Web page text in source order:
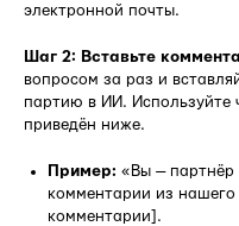
электронной почты.
Шаг 2: Вставьте
вопросом за раз и
партию в ИИ. Используйте
приведён ниже.
Пример: «Вы — партнёр
комментарии из нашего
комментарии].